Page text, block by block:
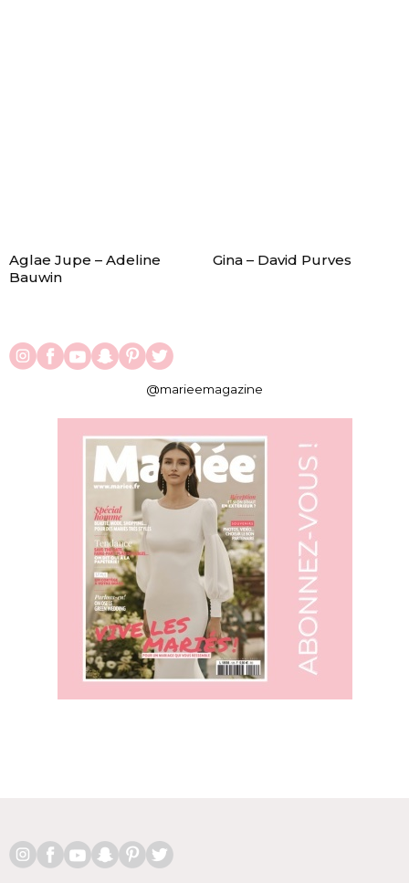
Aglae Jupe – Adeline
Bauwin
Gina – David Purves
@marieemagazine